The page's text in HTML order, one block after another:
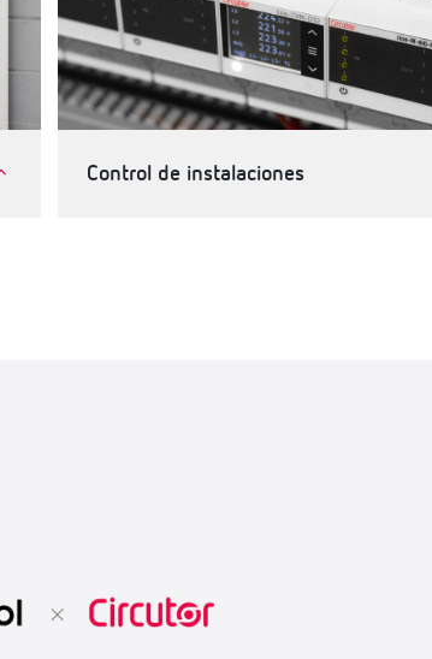
Control de instalaciones